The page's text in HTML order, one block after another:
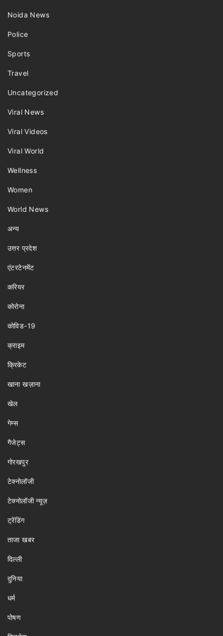
Noida News
Police
Sports
Travel
Uncategorized
Viral News
Viral Videos
Viral World
Wellness
Women
World News
अन्य
उत्तर प्रदेश
एंटरटेनमेंट
करियर
कोरोना
कोविड-19
क्राइम
क्रिकेट
खाना खज़ाना
खेल
गेम्स
गैजेट्स
गोरखपुर
टेक्नोलॉजी
टेक्नोलॉजी न्यूज़
ट्रेंडिंग
ताजा खबर
दिल्ली
दुनिया
धर्म
पोषण